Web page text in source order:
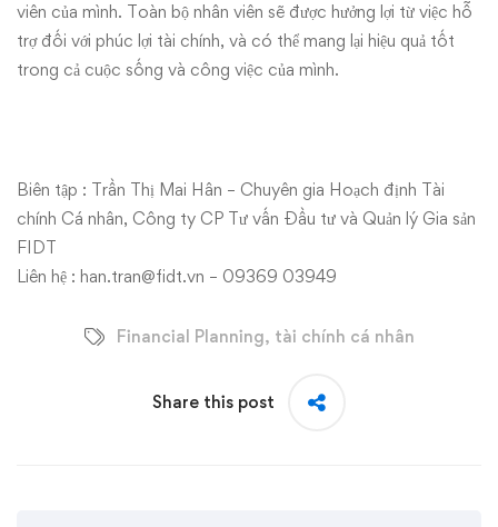
viên của mình. Toàn bộ nhân viên sẽ được hưởng lợi từ việc hỗ
trợ đối với phúc lợi tài chính, và có thể mang lại hiệu quả tốt
trong cả cuộc sống và công việc của mình.
Biên tập : Trần Thị Mai Hân – Chuyên gia Hoạch định Tài
chính Cá nhân, Công ty CP Tư vấn Đầu tư và Quản lý Gia sản
FIDT
Liên hệ : han.tran@fidt.vn – 09369 03949
Financial Planning, tài chính cá nhân
Share this post